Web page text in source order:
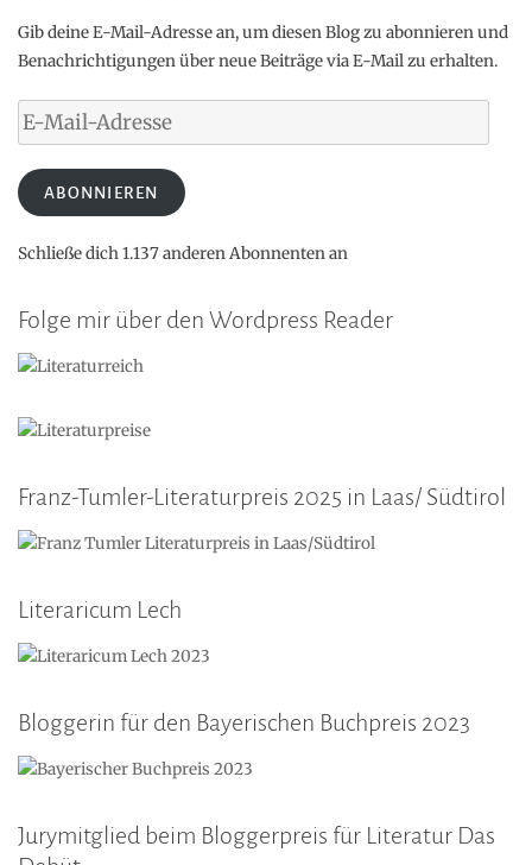
Gib deine E-Mail-Adresse an, um diesen Blog zu abonnieren und
Benachrichtigungen über neue Beiträge via E-Mail zu erhalten.
E-
Mail-
Adresse
ABONNIEREN
Schließe dich 1.137 anderen Abonnenten an
Folge mir über den Wordpress Reader
Franz-Tumler-Literaturpreis 2025 in Laas/ Südtirol
Literaricum Lech
Bloggerin für den Bayerischen Buchpreis 2023
Jurymitglied beim Bloggerpreis für Literatur Das